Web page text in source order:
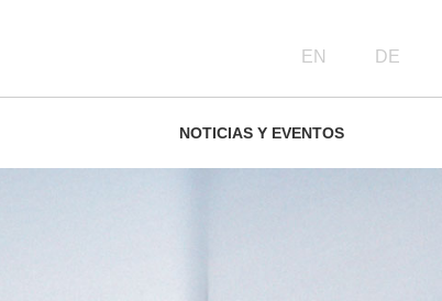
EN DE
NOTICIAS Y EVENTOS